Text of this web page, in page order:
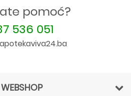
pomoć?
536 051
WEBSHOP